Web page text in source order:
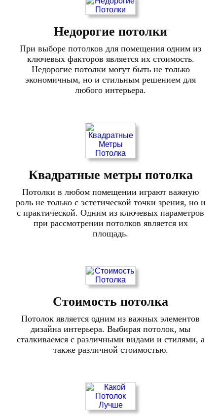
Недорогие потолки
При выборе потолков для помещения одним из
ключевых факторов является их стоимость.
Недорогие потолки могут быть не только
экономичным, но и стильным решением для
любого интерьера.
Квадратные метры потолка
Потолки в любом помещении играют важную
роль не только с эстетической точки зрения, но и
с практической. Одним из ключевых параметров
при рассмотрении потолков является их
площадь.
Стоимость потолка
Потолок является одним из важных элементов
дизайна интерьера. Выбирая потолок, мы
сталкиваемся с различными видами и стилями, а
также различной стоимостью.